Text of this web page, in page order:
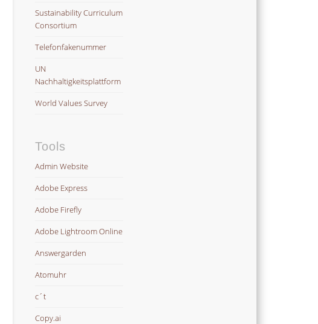
Sustainability Curriculum
Consortium
Telefonfakenummer
UN
Nachhaltigkeitsplattform
World Values Survey
Tools
Admin Website
Adobe Express
Adobe Firefly
Adobe Lightroom Online
Answergarden
Atomuhr
c´t
Copy.ai